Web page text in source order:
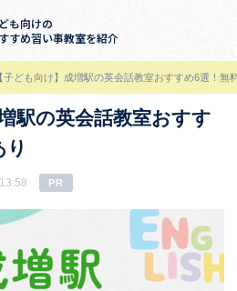
も向けの
すめ習い事教室を紹介
【子ども向け】成増駅の英会話教室おすすめ6選！無
駅の英会話教室おすす
り
PR